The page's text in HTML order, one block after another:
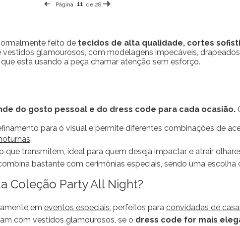
Página de 28
feito de tecidos de alta qualidade, cortes
glamourosos, com modelagens impecáveis,
está usando a peça chamar atenção sem esforço.
do gosto pessoal e do dress code para cada ocasião.
para o visual e permite diferentes combinações de
;
que transmitem, ideal para quem deseja impactar e atrair
bastante com cerimônias especiais, sendo uma escolha
Coleção Party All Night?
em eventos especiais, perfeitos para convidadas de
com vestidos glamourosos, se o dress code for mais